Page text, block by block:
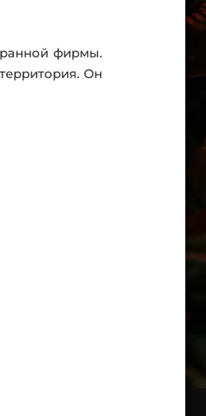
фирмы.
Он